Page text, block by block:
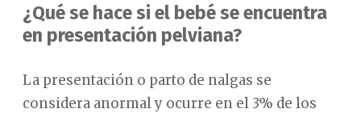
¿Qué se hace si el bebé se encuentra
en presentación pelviana?
La presentación o parto de nalgas se
considera anormal y ocurre en el 3% de los